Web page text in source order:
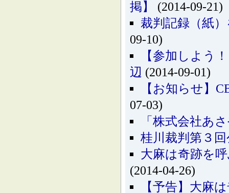
掲】
(2014-09-21)
裁判記録（紙
09-10)
【参加しよう
辺 (2014-09-01)
【お知らせ】
07-03)
「株式会社あ
桂川裁判第３
大麻は奇跡を呼
(2014-04-26)
【予告】大麻